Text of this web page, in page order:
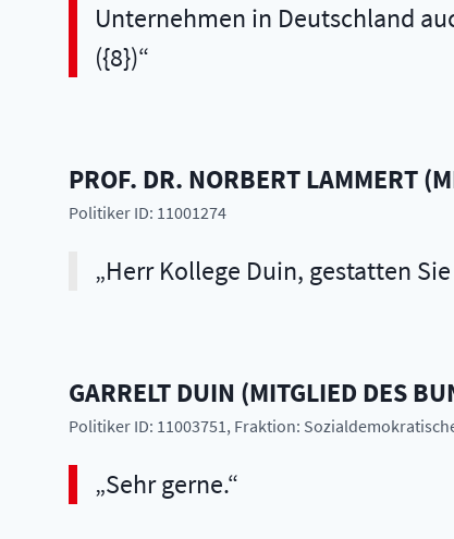
Unternehmen in Deutschland
({8})
PROF. DR. NORBERTLAMMERT(
Politiker ID: 11001274
Herr Kollege Duin, gestatten
GARRELTDUIN (MITGLIED DES
Politiker ID: 11003751, Fraktion:
Sehr gerne.